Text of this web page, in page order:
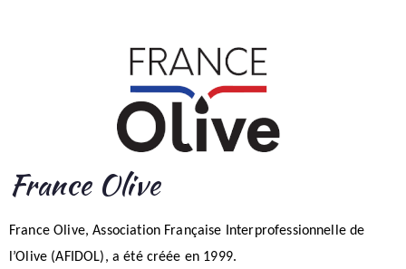
France Olive
France Olive, Association Française Interprofessionnelle de
l’Olive (AFIDOL), a été créée en 1999.